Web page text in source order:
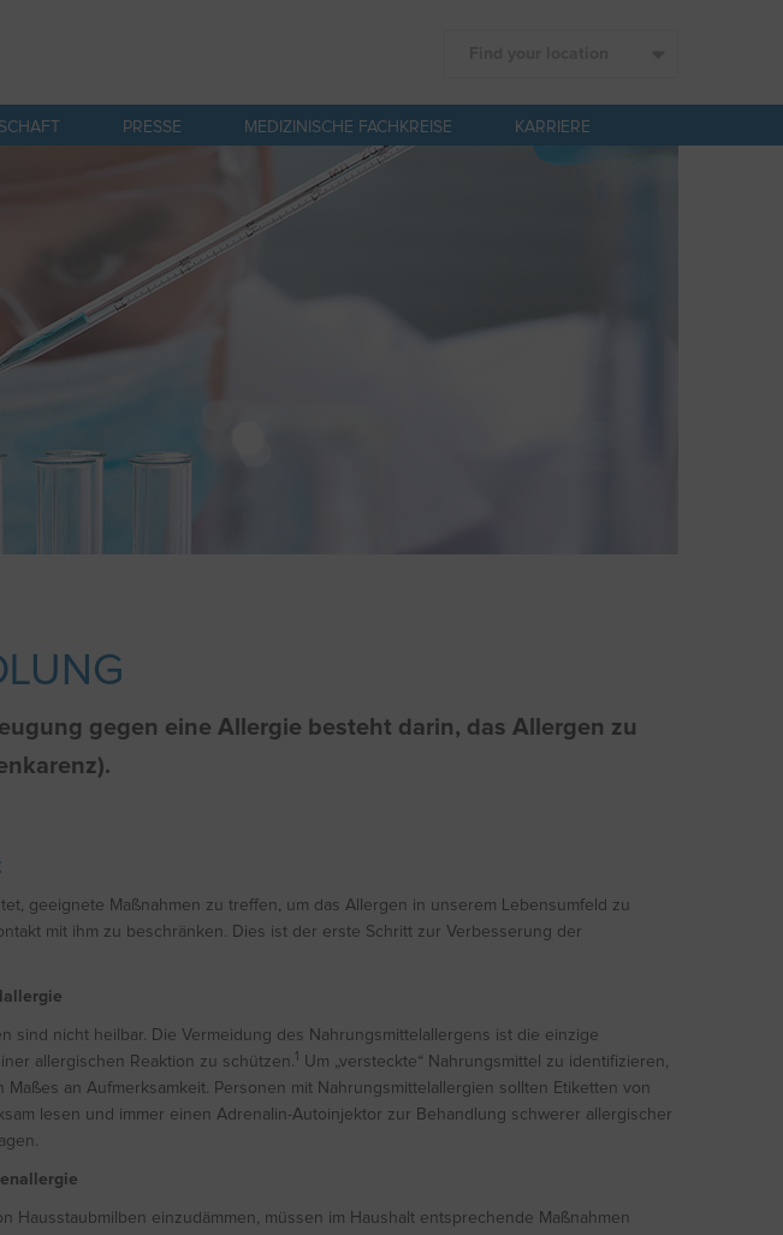
PRESSE MEDIZINISCHE FACHKREISE KARRIERE
gegen eine Allergie besteht darin, das Allergen zu
geeignete Maßnahmen zu treffen, um das Allergen in unserem Lebensumfeld zu
mit ihm zu beschränken. Dies ist der erste Schritt zur Verbesserung der
sind nicht heilbar. Die Vermeidung des Nahrungsmittelallergens ist die einzige
allergischen Reaktion zu schützen. 1
Um „versteckte“ Nahrungsmittel zu identifizieren,
Maßes an Aufmerksamkeit. Personen mit Nahrungsmittelallergien sollten Etiketten von
lesen und immer einen Adrenalin-Autoinjektor zur Behandlung schwerer allergischer
Hausstaubmilben einzudämmen, müssen im Haushalt entsprechende Maßnahmen